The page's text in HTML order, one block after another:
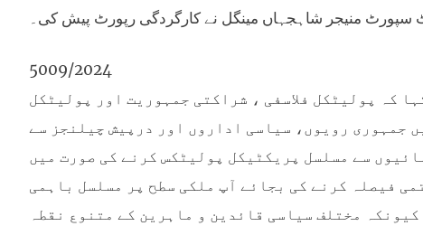
سپورٹ منیجر شاہجہاں مینگل نے کارگردگی رپورٹ پیش کی۔
5009/2024
نے کہا کہ پولیٹکل فلاسفی ، شراکتی جمہوریت اور پولیٹکل
جمہوری رویوں، سیاسی اداروں اور درپیش چیلنجز سے
سے مسلسل پریکٹیکل پولیٹکس کرنے کی صورت میں
فیصلہ کرنے کی بجائے آپ ملکی سطح پر مسلسل باہمی
مختلف سیاسی قائدین و ماہرین کے متنوع نقطہ